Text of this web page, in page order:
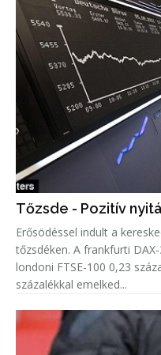
Tőzsde - Pozitív
Erősödéssel indult a
tőzsdéken. A frankfurti DAX-30 index 0,48 százalékkal, a
londoni FTSE-100 0,23
százalékkal emelked...